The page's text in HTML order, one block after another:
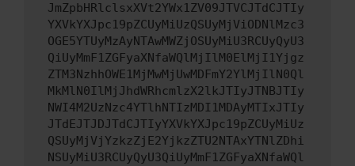
JmZpbHRlclsxXVt2YWx1ZV09JTVCJTdCJTIy
YXVkYXJpc19pZCUyMiUzQSUyMjViODNlMzc3
OGE5YTUyMzAyNTAwMWZjOSUyMiU3RCUyQyU3
QiUyMmF1ZGFyaXNfaWQlMjIlM0ElMjI1Yjgz
ZTM3NzhhOWE1MjMwMjUwMDFmY2YlMjIlN0Ql
MkMlN0IlMjJhdWRhcmlzX2lkJTIyJTNBJTIy
NWI4M2UzNzc4YTlhNTIzMDI1MDAyMTIxJTIy
JTdEJTJDJTdCJTIyYXVkYXJpc19pZCUyMiUz
QSUyMjVjYzkzZjE2YjkzZTU2NTAxYTNlZDhi
NSUyMiU3RCUyQyU3QiUyMmF1ZGFyaXNfaWQl